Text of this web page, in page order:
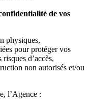
de vos
physiques,
pour protéger vos
d’accès,
non autorisés et/ou
l’Agence :